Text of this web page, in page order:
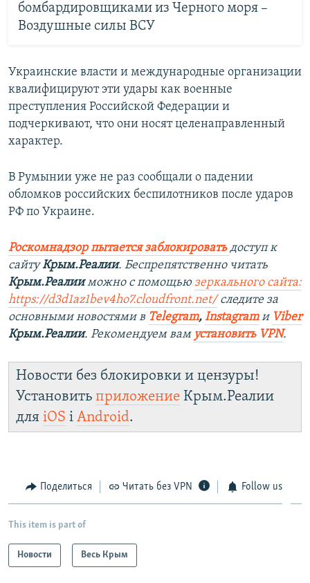
бомбардировщиками из Черного моря –
Воздушные силы ВСУ
Украинские власти и международные организации
квалифицируют эти удары как военные
преступления Российской Федерации и
подчеркивают, что они носят целенаправленный
характер.
В Румынии уже не раз сообщали о падении
обломков российских беспилотников после ударов
РФ по Украине.
Роскомнадзор пытается заблокировать доступ к
сайтуКрым.Реалии. Беспрепятственно читать
Крым.Реалииможно с помощью зеркального сайта:
https://d3d1az1bev4ho7.cloudfront.net/ следите за
основными новостями в Telegram, Instagramи Viber
Крым.Реалии. Рекомендуем вам установить VPN.
Новости без блокировки и цензуры!
Установить приложение Крым.Реалии
для iOS і Android.
Поделиться Читать без VPN Follow us
This item is part of
Новости Весь Крым